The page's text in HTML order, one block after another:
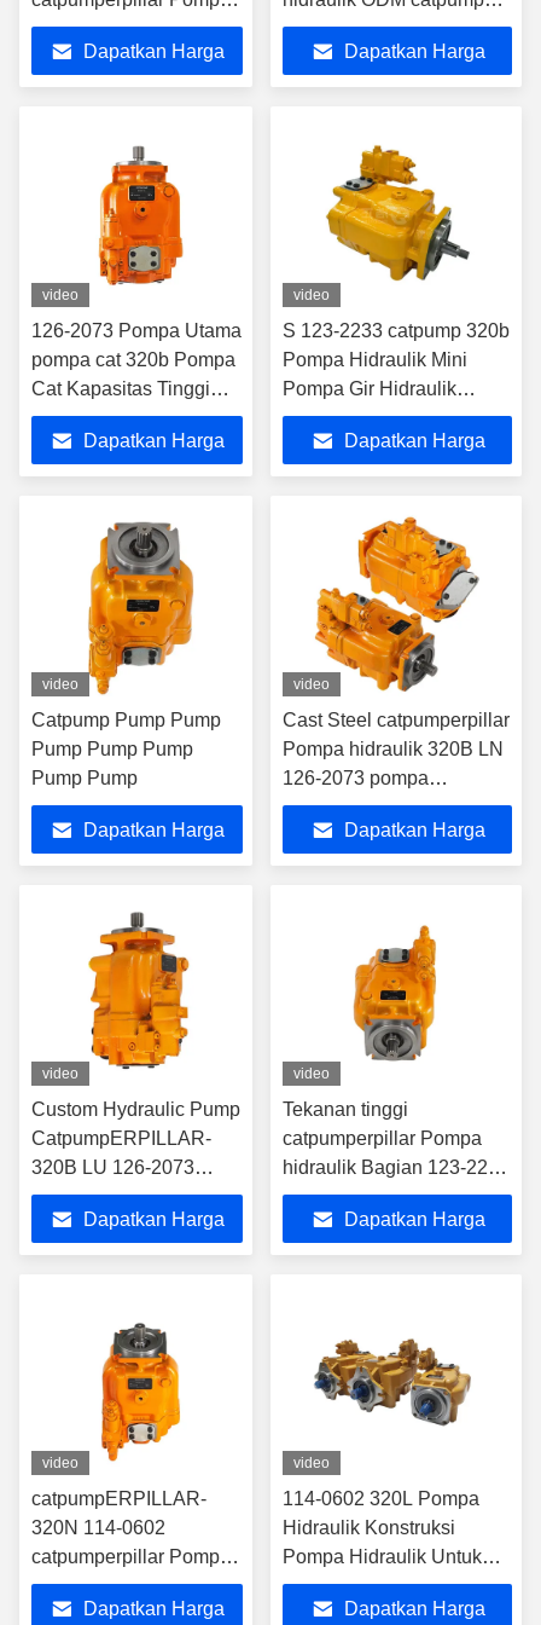
Hidraulik Bagian Industri
Dapatkan Harga
Pompa piston
Dapatkan Harga
video
126-2073 Pompa Utama
pompa cat 320b Pompa
Cat Kapasitas Tinggi
Pompa Hidraulik
Dapatkan Harga
video
S 123-2233 catpump 320b
Pompa Hidraulik Mini
Pompa Gir Hidraulik
Disesuaikan
Dapatkan Harga
video
Catpump Pump Pump
Pump Pump Pump
Pump Pump
Dapatkan Harga
video
Cast Steel catpumperpillar
Pompa hidraulik 320B LN
126-2073 pompa
catpompa Pompa tekanan
Dapatkan Harga
video
Custom Hydraulic Pump
CatpumpERPILLAR-
320B LU 126-2073
Catpump Pump Bagian
PerbaikanDapatkan Harga
video
Tekanan tinggi
catpumperpillar Pompa
hidraulik Bagian 123-2233
Disesuaikan
Dapatkan Harga
video
catpumpERPILLAR-
320N 114-0602
catpumperpillar Pompa
Hidraulik OEM Catpump
Pump Repair Kit
Dapatkan Harga
video
114-0602 320L Pompa
Hidraulik Konstruksi
Pompa Hidraulik Untuk
catpumperpillar
Dapatkan Harga